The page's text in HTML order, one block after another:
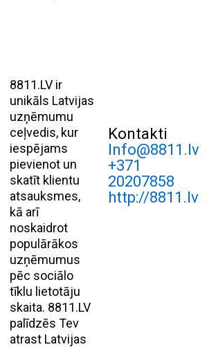
8811.LV ir
unikāls Latvijas
uzņēmumu
ceļvedis, kur
iespējams
pievienot un
skatīt klientu
atsauksmes,
kā arī
noskaidrot
populārākos
uzņēmumus
pēc sociālo
tīklu lietotāju
skaita. 8811.LV
palīdzēs Tev
atrast Latvijas
Kontakti
Info@8811.lv
+371
20207858
http://8811.lv